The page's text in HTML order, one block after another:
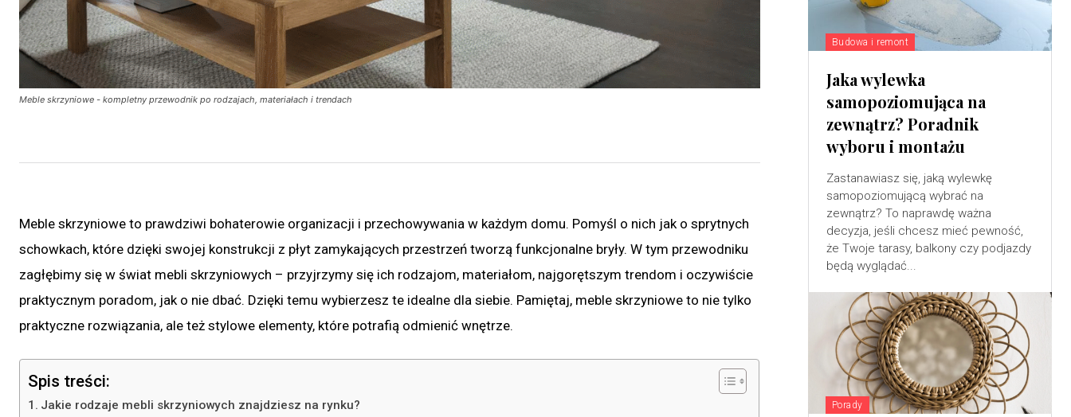
Meble skrzyniowe - kompletny przewodnik po rodzajach, materiałach i trendach
Meble skrzyniowe to prawdziwi bohaterowie organizacji i przechowywania w każdym domu. Pomyśl o nich jak o sprytnych
schowkach, które dzięki swojej konstrukcji z płyt zamykających przestrzeń tworzą funkcjonalne bryły. W tym przewodniku
zagłębimy się w świat mebli skrzyniowych – przyjrzymy się ich rodzajom, materiałom, najgorętszym trendom i oczywiście
praktycznym poradom, jak o nie dbać. Dzięki temu wybierzesz te idealne dla siebie. Pamiętaj, meble skrzyniowe to nie tylko
praktyczne rozwiązania, ale też stylowe elementy, które potrafią odmienić wnętrze.
Spis treści:
Jakie rodzaje mebli skrzyniowych znajdziesz na rynku?
Budowa i remont
Jaka wylewka
samopoziomująca na
zewnątrz? Poradnik
wyboru i montażu
Zastanawiasz się, jaką wylewkę
samopoziomującą wybrać na
zewnątrz? To naprawdę ważna
decyzja, jeśli chcesz mieć pewność,
że Twoje tarasy, balkony czy podjazdy
będą wyglądać...
Porady